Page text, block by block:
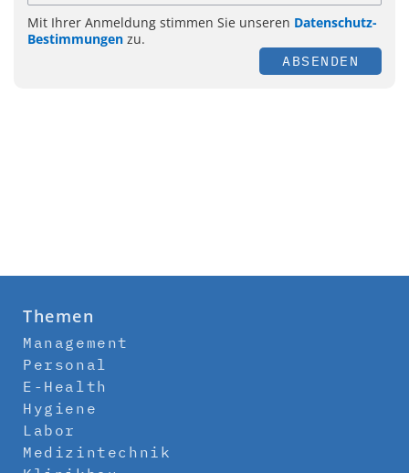
Mit Ihrer Anmeldung stimmen Sie unseren Datenschutz-
Bestimmungen zu.
ABSENDEN
Themen
Management
Personal
E-Health
Hygiene
Labor
Medizintechnik